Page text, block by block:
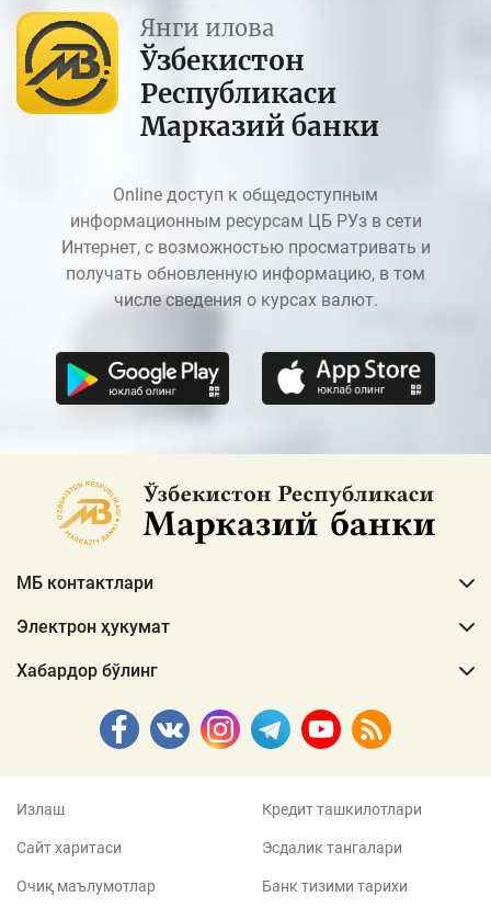
Янги илова
Ўзбекистон
Республикаси
Марказий банки
Online доступ к общедоступным
информационным ресурсам ЦБ РУз в сети
Интернет, с возможностью просматривать и
получать обновленную информацию, в том
числе сведения о курсах валют.
МБ контактлари
Электрон ҳукумат
Хабардор бўлинг
Излаш
Сайт харитаси
Очиқ маълумотлар
Кредит ташкилотлари
Эсдалик тангалари
Банк тизими тарихи